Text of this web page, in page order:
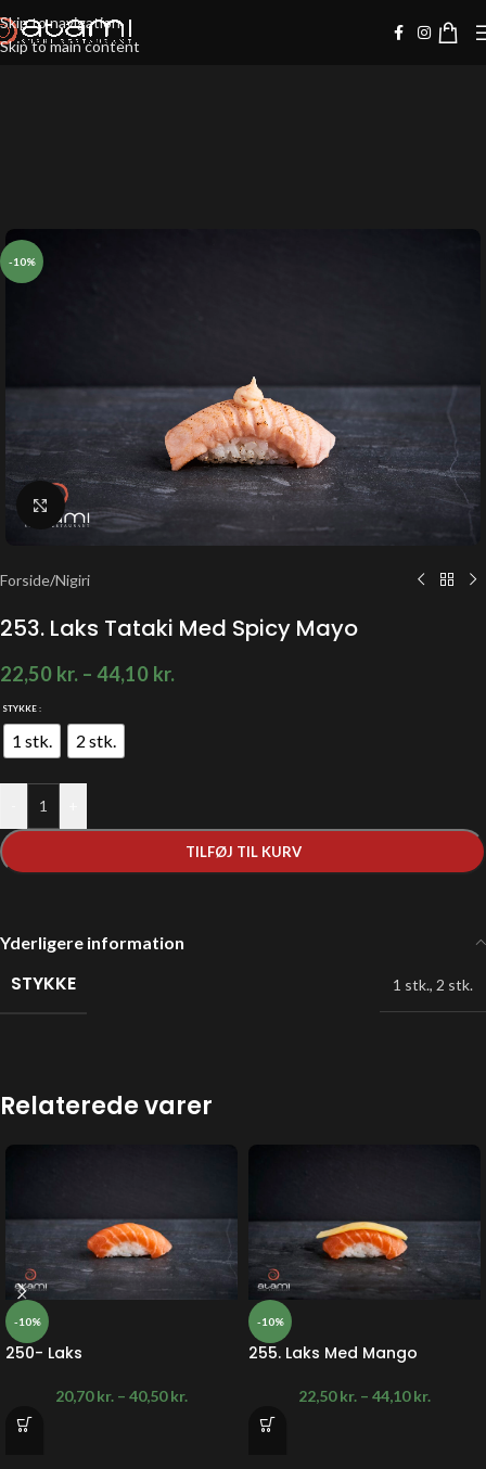
Skip to navigation
Skip to main content
-10%
Klik for at forstørre
Forside/Nigiri
253. Laks Tataki Med Spicy Mayo
22,50 kr. – 44,10 kr.
STYKKE
1 stk. 2 stk.
TILFØJ TIL KURV
Yderligere information
STYKKE 1 stk., 2 stk.
Relaterede varer
-10%
250- Laks
20,70kr. – 40,50kr.
-10%
255. Laks Med Mango
22,50kr. – 44,10kr.